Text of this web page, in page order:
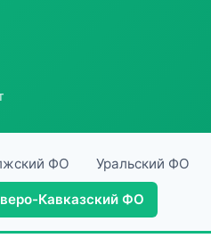
ФО Уральский ФО
Кавказский ФО